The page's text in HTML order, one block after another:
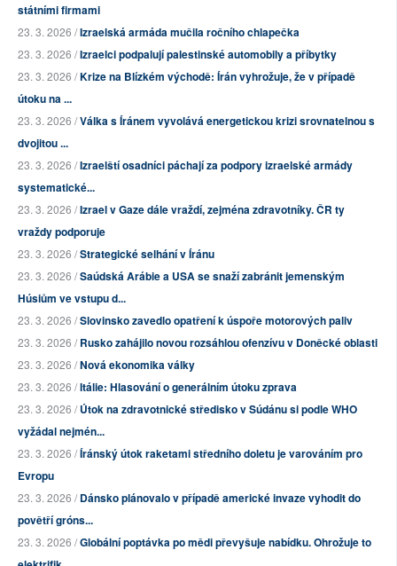
státními firmami
23. 3. 2026 /Izraelská armáda mučila ročního chlapečka
23. 3. 2026 /Izraelci podpalují palestinské automobily a příbytky
23. 3. 2026 /Krize na Blízkém východě: Írán vyhrožuje, že v případě
útoku na ...
23. 3. 2026 /Válka s Íránem vyvolává energetickou krizi srovnatelnou s
dvojitou ...
23. 3. 2026 /Izraelští osadníci páchají za podpory izraelské armády
systematické...
23. 3. 2026 /Izrael v Gaze dále vraždí, zejména zdravotníky. ČR ty
vraždy podporuje
23. 3. 2026 /Strategické selhání v Íránu
23. 3. 2026 /Saúdská Arábie a USA se snaží zabránit jemenským
Húsiům ve vstupu d...
23. 3. 2026 /Slovinsko zavedlo opatření k úspoře motorových paliv
23. 3. 2026 /Rusko zahájilo novou rozsáhlou ofenzívu v Doněcké oblasti
23. 3. 2026 /Nová ekonomika války
23. 3. 2026 /Itálie: Hlasování o generálním útoku zprava
23. 3. 2026 /Útok na zdravotnické středisko v Súdánu si podle WHO
vyžádal nejmén...
23. 3. 2026 /Íránský útok raketami středního doletu je varováním pro
Evropu
23. 3. 2026 /Dánsko plánovalo v případě americké invaze vyhodit do
povětří gróns...
23. 3. 2026 /Globální poptávka po mědi převyšuje nabídku. Ohrožuje to